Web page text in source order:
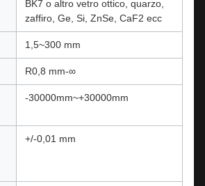
BK7 o altro vetro ottico, quarzo,
zaffiro, Ge, Si, ZnSe, CaF2 ecc
1,5~300 mm
R0,8 mm-∞
-30000mm~+30000mm
+/-0,01 mm